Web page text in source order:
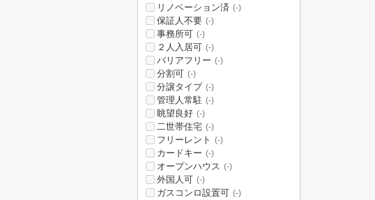
リノベーション済 (-)
保証人不要 (-)
事務所可 (-)
２人入居可 (-)
バリアフリー (-)
分割可 (-)
分譲タイプ (-)
管理人常駐 (-)
眺望良好 (-)
二世帯住宅 (-)
フリーレント (-)
カードキー (-)
オープンハウス (-)
外国人可 (-)
ガスコンロ設置可 (-)